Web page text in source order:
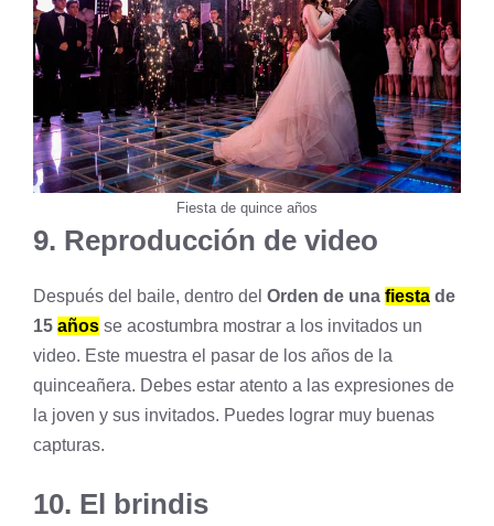
Fiesta de quince años
9. Reproducción de video
Después del baile, dentro del Orden de una fiesta de
15 años se acostumbra mostrar a los invitados un
video. Este muestra el pasar de los años de la
quinceañera. Debes estar atento a las expresiones de
la joven y sus invitados. Puedes lograr muy buenas
capturas.
10. El brindis